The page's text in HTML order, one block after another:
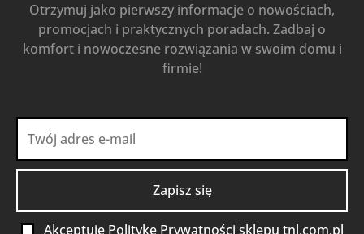
Otrzymuj jako pierwszy informacje o nowościach,
promocjach i praktycznych poradach. Zadbaj o
komfort i nowoczesne rozwiązania w swoim domu i
firmie!
Akceptuję Politykę Prywatności sklepu tnl.com.pl